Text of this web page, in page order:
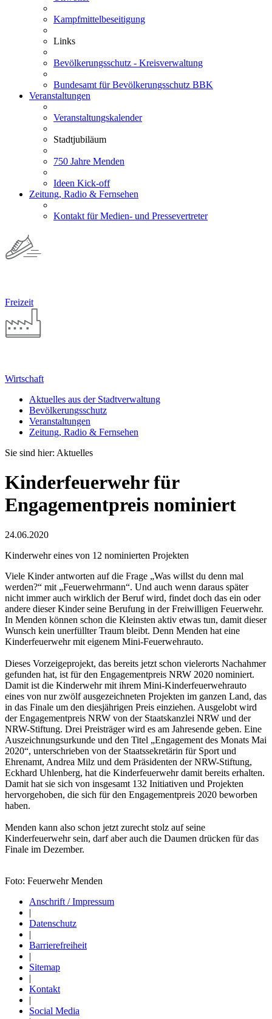
Kampfmittelbeseitigung
Links
Bevölkerungsschutz - Kreisverwaltung
Bundesamt für Bevölkerungsschutz BBK
Veranstaltungen
Veranstaltungskalender
Stadtjubiläum
750 Jahre Menden
Ideen Kick-off
Zeitung, Radio & Fernsehen
Kontakt für Medien- und Pressevertreter
Freizeit
Wirtschaft
Aktuelles aus der Stadtverwaltung
Bevölkerungsschutz
Veranstaltungen
Zeitung, Radio & Fernsehen
Sie sind hier: Aktuelles
Kinderfeuerwehr für
Engagementpreis nominiert
24.06.2020
Kinderwehr eines von 12 nominierten Projekten
Viele Kinder antworten auf die Frage „Was willst du denn mal
werden?“ mit „Feuerwehrmann“. Und auch wenn daraus später
nicht immer auch wirklich der Beruf wird, findet doch das ein oder
andere dieser Kinder seine Berufung in der Freiwilligen Feuerwehr.
In Menden können schon die Kleinsten aktiv etwas tun, damit dieser
Wunsch kein unerfüllter Traum bleibt. Denn Menden hat eine
Kinderfeuerwehr mit eigenem Mini-Feuerwehrauto.
Dieses Vorzeigeprojekt, das bereits jetzt schon vielerorts Nachahmer
gefunden hat, ist für den Engagementpreis NRW 2020 nominiert.
Damit ist die Kinderwehr mit ihrem Mini-Kinderfeuerwehrauto
eines von nur zwölf ausgezeichneten Projekten im ganzen Land, das
in das Finale um den diesjährigen Preis einziehen. Ausgelobt wird
der Engagementpreis NRW von der Staatskanzlei NRW und der
NRW-Stiftung. Drei Preisträger wird es am Jahresende geben. Eine
Auszeichnungsurkunde und den Titel „Engagement des Monats Mai
2020“, unterschrieben von der Staatssekretärin für Sport und
Ehrenamt, Andrea Milz und dem Präsidenten der NRW-Stiftung,
Eckhard Uhlenberg, hat die Kinderfeuerwehr damit bereits erhalten.
Damit hat sie sich von insgesamt 132 Initiativen und Projekten
hervorgehoben, die sich für den Engagementpreis 2020 beworben
haben.
Menden kann also schon jetzt zurecht stolz auf seine
Kinderfeuerwehr sein, darf aber auch die Daumen drücken für das
Finale im Dezember.
Foto: Feuerwehr Menden
Anschrift / Impressum
|
Datenschutz
|
Barrierefreiheit
|
Sitemap
|
Kontakt
|
Social Media